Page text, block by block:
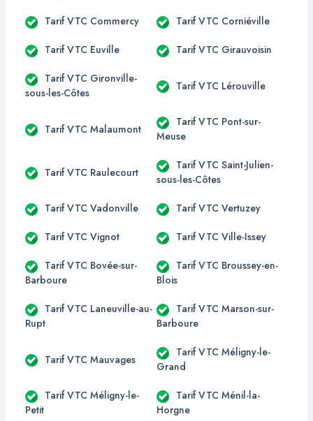
Tarif VTC Commercy Tarif VTC Corniéville
Tarif VTC Euville Tarif VTC Girauvoisin
Tarif VTC Gironville-
sous-les-Côtes
Tarif VTC Lérouville
Tarif VTC Malaumont
Tarif VTC Pont-sur-
Meuse
Tarif VTC Raulecourt
Tarif VTC Saint-Julien-
sous-les-Côtes
Tarif VTC Vadonville Tarif VTC Vertuzey
Tarif VTC Vignot Tarif VTC Ville-Issey
Tarif VTC Bovée-sur-
Barboure
Tarif VTC Broussey-en-
Blois
Tarif VTC Laneuville-au-
Rupt
Tarif VTC Marson-sur-
Barboure
Tarif VTC Mauvages
Tarif VTC Méligny-le-
Grand
Tarif VTC Méligny-le-
Petit
Tarif VTC Ménil-la-
Horgne